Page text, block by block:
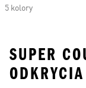
5 kolory
SUPER
ODKRYCIA